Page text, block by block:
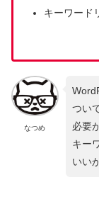
キーワード
なつめ
つい
必要
キー
いい